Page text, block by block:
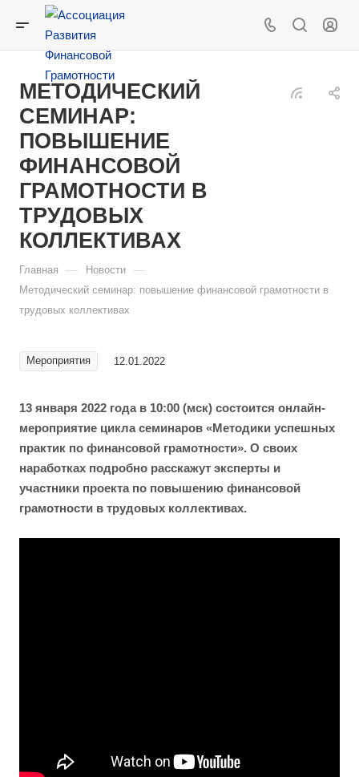
МЕТОДИЧЕСКИЙ
СЕМИНАР:
ПОВЫШЕНИЕ
ФИНАНСОВОЙ
ГРАМОТНОСТИ В
ТРУДОВЫХ
КОЛЛЕКТИВАХ
Главная — Новости —
Методический семинар: повышение финансовой грамотности в
трудовых коллективах
Мероприятия 12.01.2022
13 января 2022 года в 10:00 (мск) состоится онлайн-
мероприятие цикла семинаров «Методики успешных
практик по финансовой грамотности». О своих
наработках подробно расскажут эксперты и
участники проекта по повышению финансовой
грамотности в трудовых коллективах.